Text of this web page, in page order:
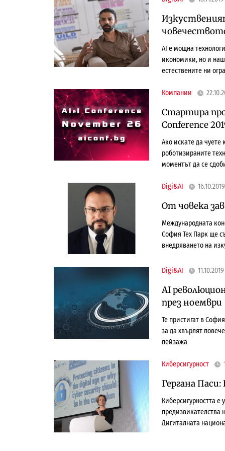
AI е мощна
икономики, но и
естествените ни
Компании
Стартира
Conference
Ако искате да
роботизираните
моментът да се
Digi&AI 16.10.2019
От човека
Международната
София Тех Парк ще
внедряването на
Digi&AI 11.10.2019
AI
през ноември
Te пристигат в
за да хвърлят
пейзажа
Киберсигурност
Гергана
Киберсигурността е
предизвикателства
Дигиталната